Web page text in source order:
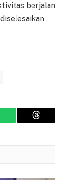
berjalan
Threads